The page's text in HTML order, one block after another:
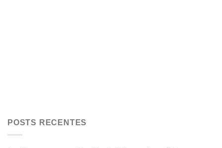
POSTS RECENTES